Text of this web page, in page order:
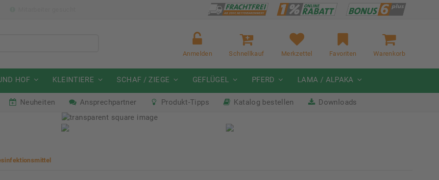
Anmelden Schnellkauf Merkzettel Favoriten Warenkorb
HOF KLEINTIERE SCHAF / ZIEGE GEFLÜGEL PFERD LAMA / ALPAKA
Neuheiten Ansprechpartner Produkt-Tipps Katalog bestellen Downloads